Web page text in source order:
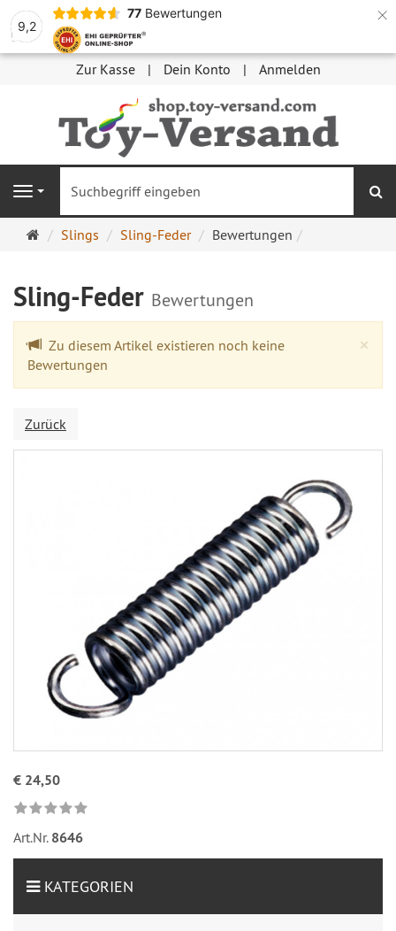
9,2
77 Bewertungen ×
Zur Kasse Dein Konto Anmelden
Navigation
Startseite
Slings Sling-Feder Bewertungen
Sling-Feder Bewertungen
×
Zu diesem Artikel existieren noch keine
Bewertungen
Zurück
€ 24,50
Art.Nr. 8646
KATEGORIEN